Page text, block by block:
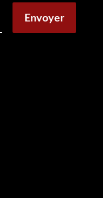
Envoyer